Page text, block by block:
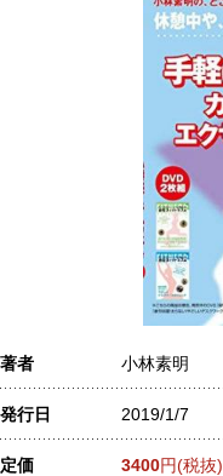
著者 小林素明
発行日 2019/1/7
定価 3400円(税抜)